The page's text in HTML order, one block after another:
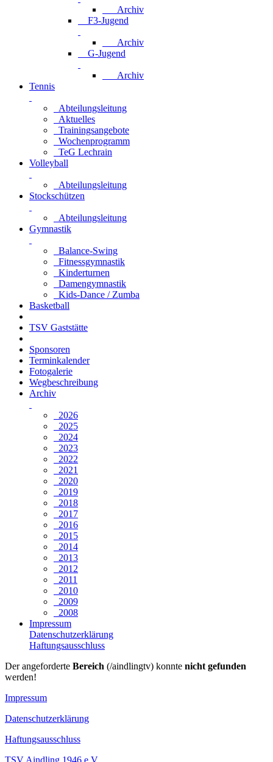
Archiv
F3-Jugend
Archiv
G-Jugend
Archiv
Tennis
Abteilungsleitung
Aktuelles
Trainingsangebote
Wochenprogramm
TeG Lechrain
Volleyball
Abteilungsleitung
Stockschützen
Abteilungsleitung
Gymnastik
Balance-Swing
Fitnessgymnastik
Kinderturnen
Damengymnastik
Kids-Dance / Zumba
Basketball
TSV Gaststätte
Sponsoren
Terminkalender
Fotogalerie
Wegbeschreibung
Archiv
2026
2025
2024
2023
2022
2021
2020
2019
2018
2017
2016
2015
2014
2013
2012
2011
2010
2009
2008
Impressum
Datenschutzerklärung
Haftungsausschluss
Der angeforderte Bereich (/aindlingtv) konnte nicht gefunden
werden!
Impressum
Datenschutzerklärung
Haftungsausschluss